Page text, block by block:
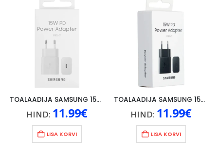
TOALAADIJA SAMSUNG 15W TYPE-C VALGE
HIND: 11.99€
LISA KORVI
TOALAADIJA SAMSUNG 15W TYPE-C, MUST
HIND: 11.99€
LISA KORVI